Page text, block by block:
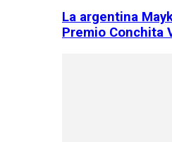
La argentina
Premio Conchita